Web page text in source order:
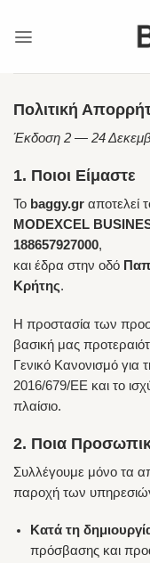
στο
Πολιτική
Έκδοση 2 — 24
1. Ποιοι Είμαστε
Το baggy.gr αποτελεί
MODEXCEL
188657927000,
και έδρα στην οδό
Κρήτης.
Η προστασία των
βασική μας
Γενικό Κανονισμό
2016/679/ΕΕ και το
πλαίσιο.
2. Ποια
Συλλέγουμε μόνο τα
παροχή των
Κατά τη
πρόσβασης και